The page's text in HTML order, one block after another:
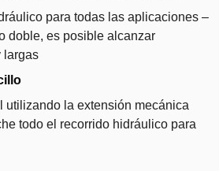
para todas las aplicaciones –
doble, es posible alcanzar
largas
utilizando la extensión mecánica
todo el recorrido hidráulico para